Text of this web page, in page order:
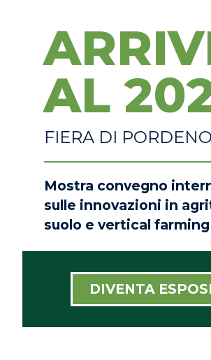
AL
FIERA DI
Mostra convegno
sulle innovazioni in
suolo e vertical farming
DIVENTA